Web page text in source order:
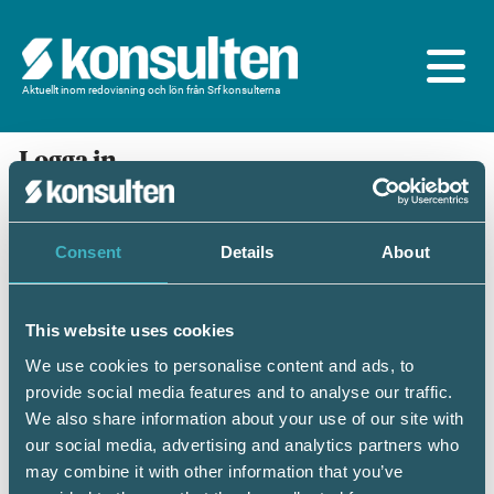
Consent Details About
This website uses cookies
We use cookies to personalise content and ads, to
provide social media features and to analyse our traffic.
We also share information about your use of our site with
our social media, advertising and analytics partners who
may combine it with other information that you’ve
Aktuellt inom redovisning och lön från Srf konsulterna
Logga in
En prenumeration ingår för dig som är
medlem/ansluten till Srf konsulterna. Du loggar in
med BankID eller samma lösenord som du har på
Mobilt BankID
Personnummer(ÅÅÅÅMMDDNNNN)